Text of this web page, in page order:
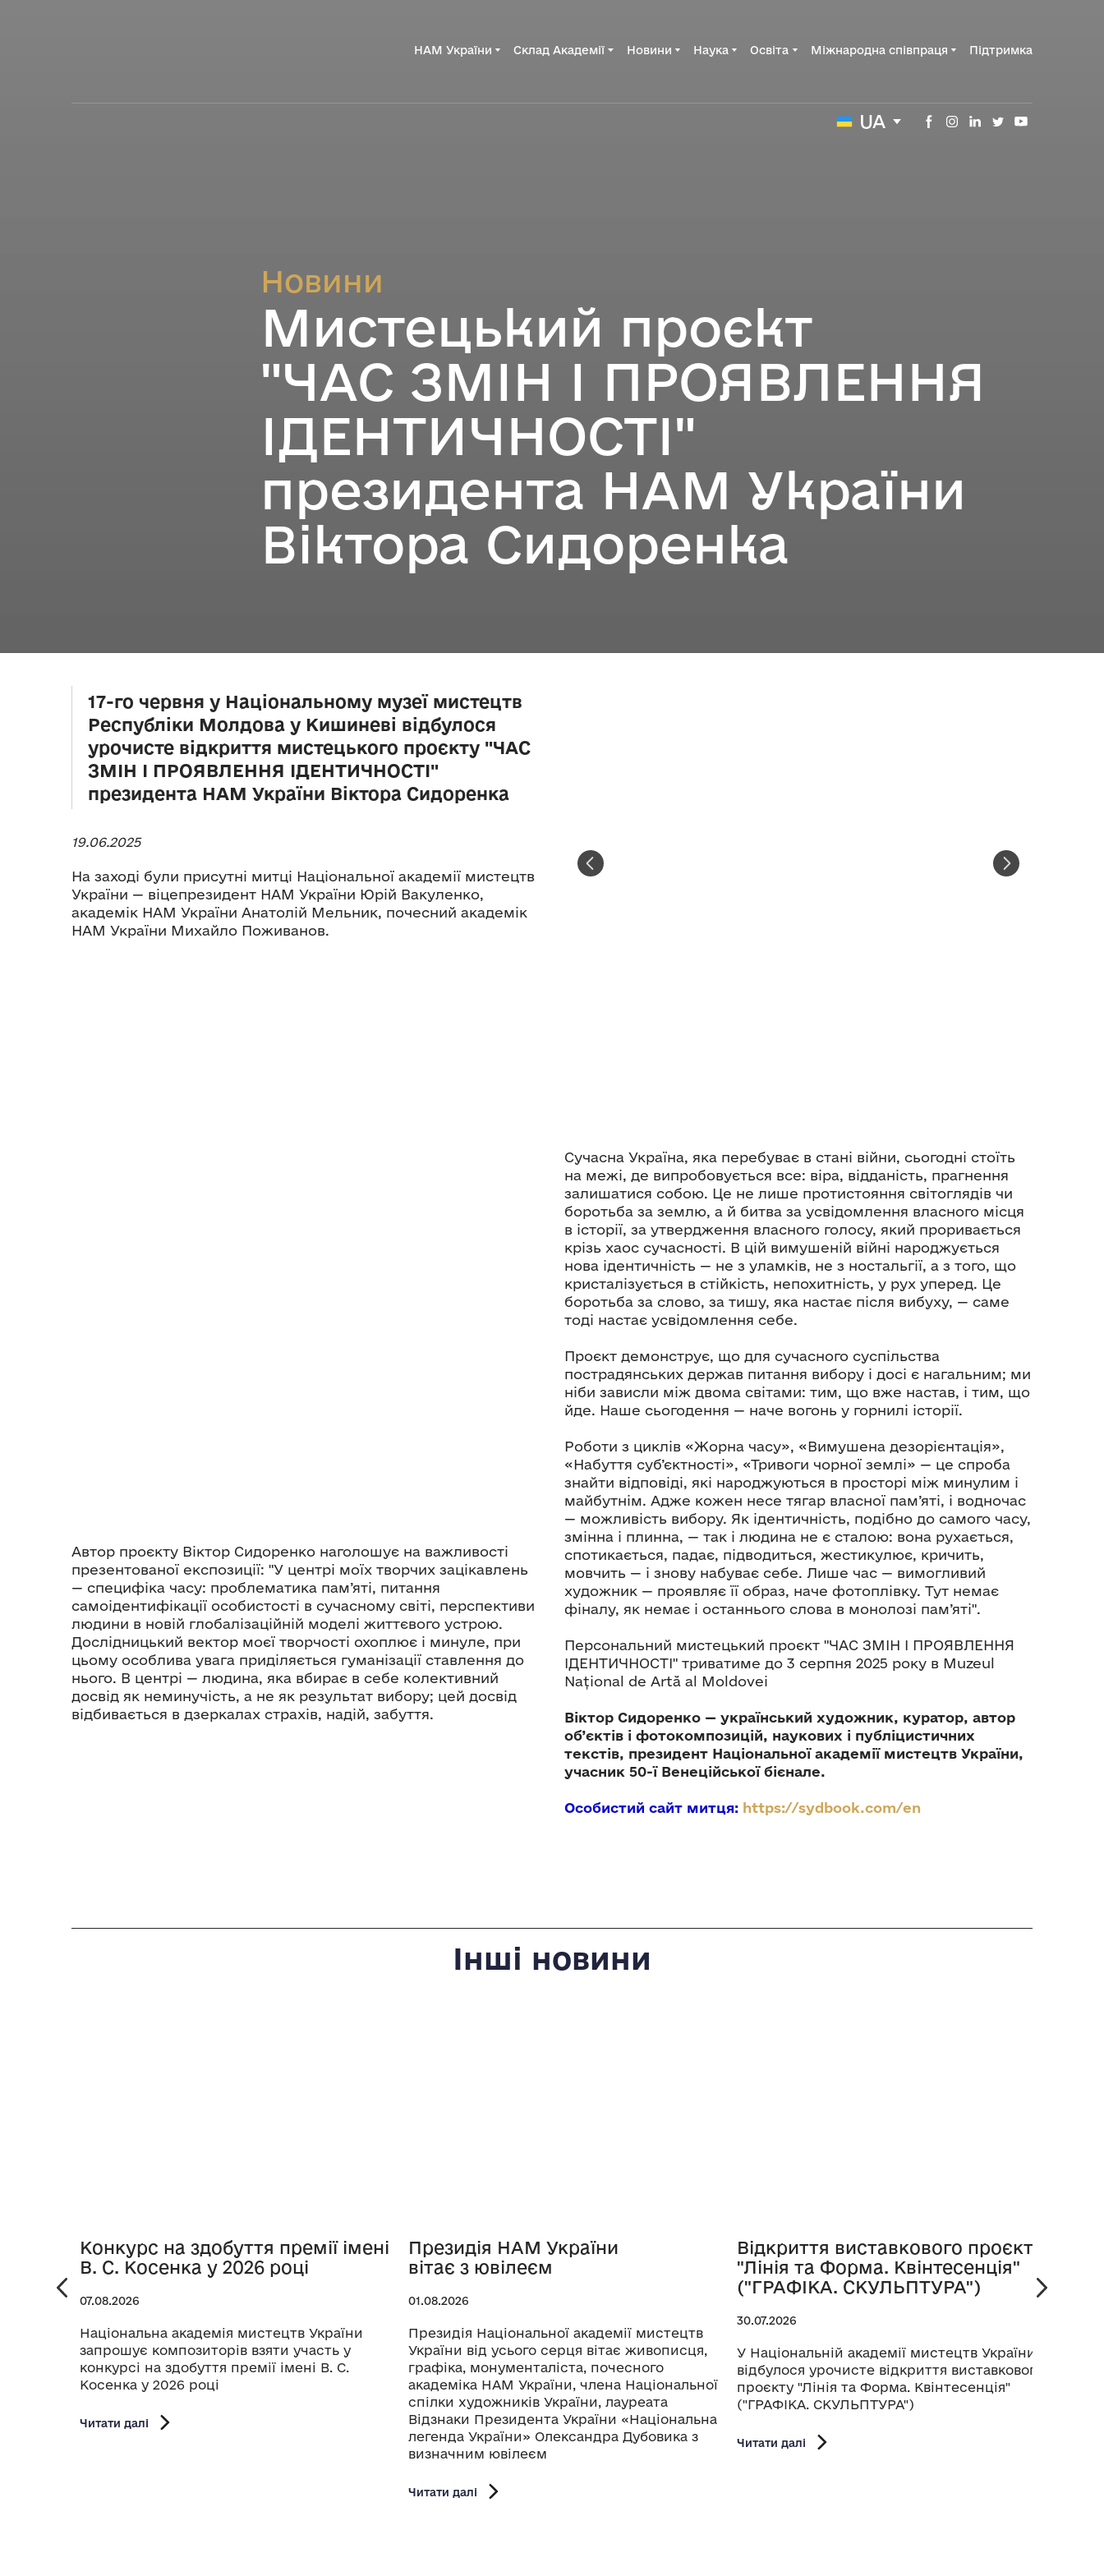
НАМ України Склад Академії Новини Наука Освіта Міжнародна співпраця Підтримка
UA
Новини
Мистецький проєкт
"ЧАС ЗМІН І ПРОЯВЛЕННЯ
ІДЕНТИЧНОСТІ"
президента НАМ України
Віктора Сидоренка
17-го червня у Національному музеї мистецтв
Республіки Молдова у Кишиневі відбулося
урочисте відкриття мистецького проєкту "ЧАС
ЗМІН І ПРОЯВЛЕННЯ ІДЕНТИЧНОСТІ"
президента НАМ України Віктора Сидоренка
19.06.2025
На заході були присутні митці Національної академії мистецтв
України — віцепрезидент НАМ України Юрій Вакуленко,
академік НАМ України Анатолій Мельник, почесний академік
НАМ України Михайло Поживанов.
Автор проєкту Віктор Сидоренко наголошує на важливості
презентованої експозиції: "У центрі моїх творчих зацікавлень
— специфіка часу: проблематика пам’яті, питання
самоідентифікації особистості в сучасному світі, перспективи
людини в новій глобалізаційній моделі життєвого устрою.
Дослідницький вектор моєї творчості охоплює і минуле, при
цьому особлива увага приділяється гуманізації ставлення до
нього. В центрі — людина, яка вбирає в себе колективний
досвід як неминучість, а не як результат вибору; цей досвід
відбивається в дзеркалах страхів, надій, забуття.
Сучасна Україна, яка перебуває в стані війни, сьогодні стоїть
на межі, де випробовується все: віра, відданість, прагнення
залишатися собою. Це не лише протистояння світоглядів чи
боротьба за землю, а й битва за усвідомлення власного місця
в історії, за утвердження власного голосу, який проривається
крізь хаос сучасності. В цій вимушеній війні народжується
нова ідентичність — не з уламків, не з ностальгії, а з того, що
кристалізується в стійкість, непохитність, у рух уперед. Це
боротьба за слово, за тишу, яка настає після вибуху, — саме
тоді настає усвідомлення себе.
Проєкт демонструє, що для сучасного суспільства
пострадянських держав питання вибору і досі є нагальним; ми
ніби зависли між двома світами: тим, що вже настав, і тим, що
йде. Наше сьогодення — наче вогонь у горнилі історії.
Роботи з циклів «Жорна часу», «Вимушена дезорієнтація»,
«Набуття суб’єктності», «Тривоги чорної землі» — це спроба
знайти відповіді, які народжуються в просторі між минулим і
майбутнім. Адже кожен несе тягар власної пам’яті, і водночас
— можливість вибору. Як ідентичність, подібно до самого часу,
змінна і плинна, — так і людина не є сталою: вона рухається,
спотикається, падає, підводиться, жестикулює, кричить,
мовчить — і знову набуває себе. Лише час — вимогливий
художник — проявляє її образ, наче фотоплівку. Тут немає
фіналу, як немає і останнього слова в монолозі пам’яті".
Персональний мистецький проєкт "ЧАС ЗМІН І ПРОЯВЛЕННЯ
ІДЕНТИЧНОСТІ" триватиме до 3 серпня 2025 року в Muzeul
Național de Artă al Moldovei
Віктор Сидоренко — український художник, куратор, автор
об’єктів і фотокомпозицій, наукових і публіцистичних
текстів, президент Національної академії мистецтв України,
учасник 50-ї Венеційської бієнале.
Особистий сайт митця: https://sydbook.com/en
Інші новини
Конкурс на здобуття премії імені
В. С. Косенка у 2026 році
07.08.2026
Національна академія мистецтв України
запрошує композиторів взяти участь у
конкурсі на здобуття премії імені В. С.
Косенка у 2026 році
Читати далі
Президія НАМ України
вітає з ювілеєм
01.08.2026
Президія Національної академії мистецтв
України від усього серця вітає живописця,
графіка, монументаліста, почесного
академіка НАМ України, члена Національної
спілки художників України, лауреата
Відзнаки Президента України «Національна
легенда України» Олександра Дубовика з
визначним ювілеєм
Читати далі
Відкриття виставкового проєкту
"Лінія та Форма. Квінтесенція"
("ГРАФІКА. СКУЛЬПТУРА")
30.07.2026
У Національній академії мистецтв України
відбулося урочисте відкриття виставкового
проєкту "Лінія та Форма. Квінтесенція"
("ГРАФІКА. СКУЛЬПТУРА")
Читати далі